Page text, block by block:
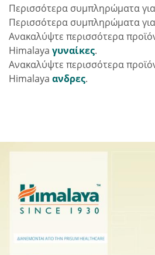
Περισσότερα συμπληρώματα για
Περισσότερα συμπληρώματα για
Ανακαλύψτε περισσότερα
Himalaya γυναίκες.
Ανακαλύψτε περισσότερα
Himalaya ανδρες.